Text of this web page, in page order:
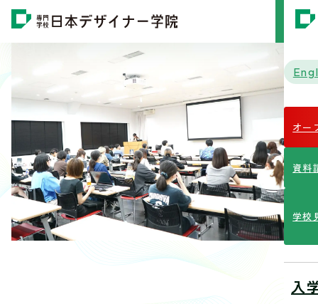
MENU
オー
資料
学校
入